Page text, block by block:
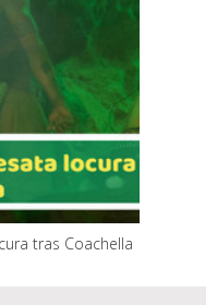
tras Coachella